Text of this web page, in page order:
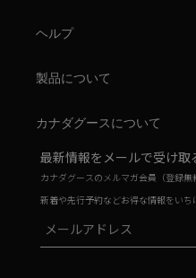
ヘルプ
製品について
カナダグースについて
最新情報をメールで受け取
カナダグースのメルマガ会員（登録無
新着や先行予約などお得な情報をいち